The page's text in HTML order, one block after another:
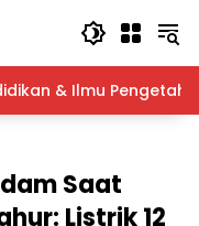
& Ilmu
Saat
Listrik 12